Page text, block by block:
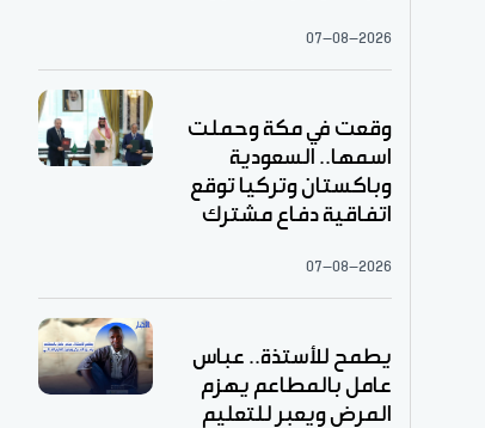
07-08-2026
وقعت في مكة وحملت
اسمها.. السعودية
وباكستان وتركيا توقع
اتفاقية دفاع مشترك
07-08-2026
يطمح للأستذة.. عباس
عامل بالمطاعم يهزم
المرض ويعبر للتعليم